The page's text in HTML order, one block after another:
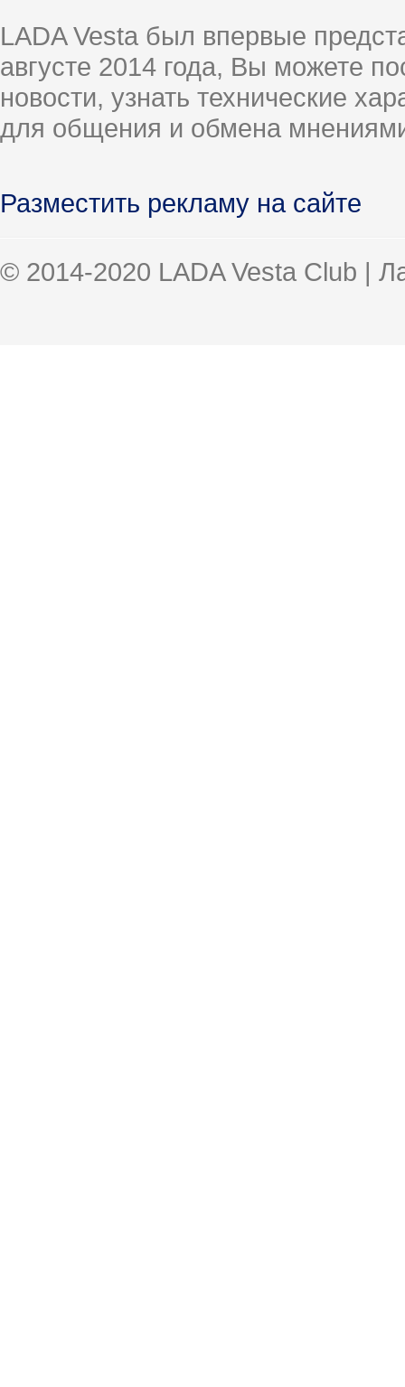
LADA Vesta был впервые
августе 2014 года, Вы можете
новости, узнать технические
для общения и обмена
Разместить рекламу на сайте
© 2014-2020 LADA Vesta Club |